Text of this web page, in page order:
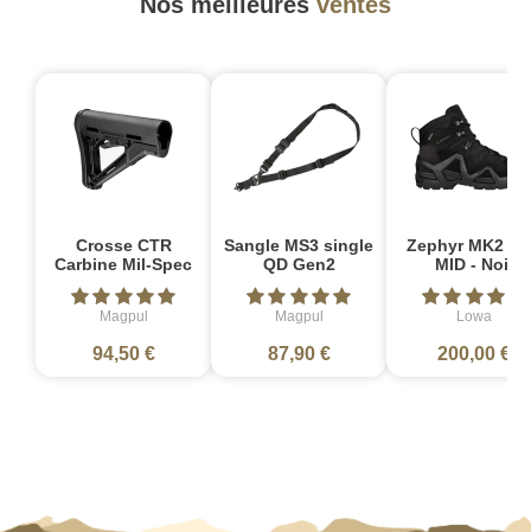
Crosse CTR
Carbine Mil-Spec
Magpul
94,50 €
Sangle MS3 single
QD Gen2
Magpul
87,90 €
Zephyr MK2
MID - Noir
Lowa
200,00 €